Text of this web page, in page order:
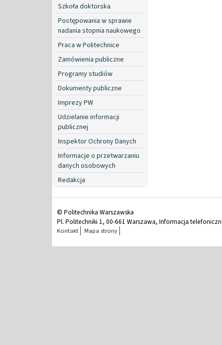
Szkoła doktorska
Postępowania w sprawie
nadania stopnia naukowego
Praca w Politechnice
Zamówienia publiczne
Programy studiów
Dokumenty publiczne
Imprezy PW
Udzielanie informacji
publicznej
Inspektor Ochrony Danych
Informacje o przetwarzaniu
danych osobowych
Redakcja
© Politechnika Warszawska
Pl. Politechniki 1, 00-661 Warszawa, Informacja
Kontakt Mapa strony